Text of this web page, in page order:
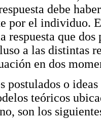
debe
por el individuo.
respuesta que
a las distintas
en dos
postulados o
teóricos
son los